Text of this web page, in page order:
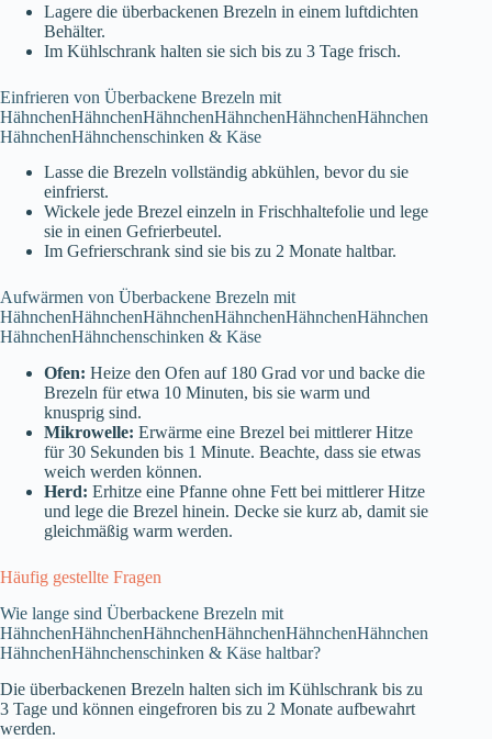
Lagere die überbackenen Brezeln in einem luftdichten
Behälter.
Im Kühlschrank halten sie sich bis zu 3 Tage frisch.
Einfrieren von Überbackene Brezeln mit
HähnchenHähnchenHähnchenHähnchenHähnchenHähnchen
HähnchenHähnchenschinken & Käse
Lasse die Brezeln vollständig abkühlen, bevor du sie
einfrierst.
Wickele jede Brezel einzeln in Frischhaltefolie und lege
sie in einen Gefrierbeutel.
Im Gefrierschrank sind sie bis zu 2 Monate haltbar.
Aufwärmen von Überbackene Brezeln mit
HähnchenHähnchenHähnchenHähnchenHähnchenHähnchen
HähnchenHähnchenschinken & Käse
Ofen: Heize den Ofen auf 180 Grad vor und backe die
Brezeln für etwa 10 Minuten, bis sie warm und
knusprig sind.
Mikrowelle: Erwärme eine Brezel bei mittlerer Hitze
für 30 Sekunden bis 1 Minute. Beachte, dass sie etwas
weich werden können.
Herd: Erhitze eine Pfanne ohne Fett bei mittlerer Hitze
und lege die Brezel hinein. Decke sie kurz ab, damit sie
gleichmäßig warm werden.
Häufig gestellte Fragen
Wie lange sind Überbackene Brezeln mit
HähnchenHähnchenHähnchenHähnchenHähnchenHähnchen
HähnchenHähnchenschinken & Käse haltbar?
Die überbackenen Brezeln halten sich im Kühlschrank bis zu
3 Tage und können eingefroren bis zu 2 Monate aufbewahrt
werden.